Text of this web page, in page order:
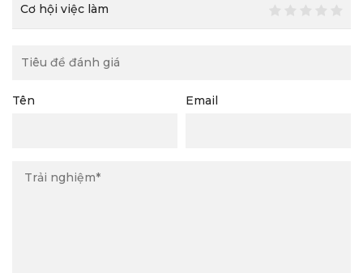
Cơ hội việc làm
Tên Email